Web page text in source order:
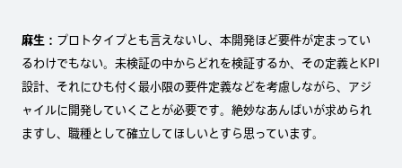
麻生： プロトタイプとも言えないし、本開発ほど要件が定まってい
るわけでもない。未検証の中からどれを検証するか、その定義とKPI
設計、それにひも付く最小限の要件定義などを考慮しながら、アジ
ャイルに開発していくことが必要です。絶妙なあんばいが求められ
ますし、職種として確立してほしいとすら思っています。